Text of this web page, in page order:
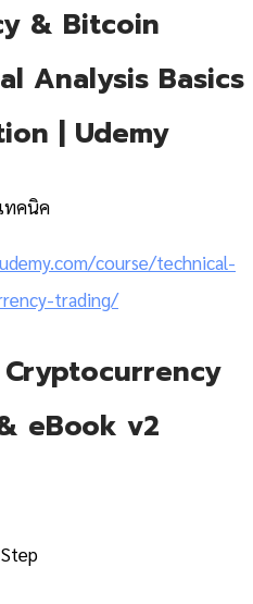
& Bitcoin
Analysis Basics
| Udemy
ทคนิค
course/technical-
trading/
eBook v2